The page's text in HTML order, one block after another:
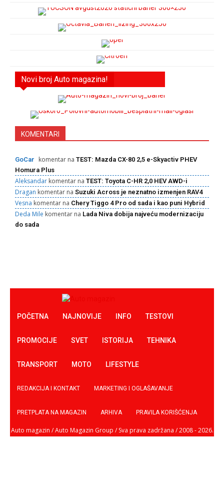
Novi broj Auto magazina!
KOMENTARI
GoCar komentar na TEST: Mazda CX-80 2,5 e-Skyactiv PHEV
Homura Plus
Aleksandar komentar na TEST: Toyota C-HR 2,0 HEV AWD-i
Dragan komentar na Suzuki Across je neznatno izmenjen RAV4
Vesna komentar na Chery Tiggo 4 Pro od sada i kao puni Hybrid
Deda Mile komentar na Lada Niva dobija najveću modernizaciju
do sada
POČETNA NAJNOVIJE INFO TESTOVI
PROMOCIJE SVET ISTORIJA TEHNIKA
TRANSPORT MOTO LIFESTYLE
REDAKCIJA I KONTAKT MARKETING I OGLAŠAVANJE
PRETPLATA NA MAGAZIN ARHIVA PRAVILA KORIŠĆENJA
Auto magazin / Auto Magazin Group / Sva prava zadržana / 2008 - 2026.